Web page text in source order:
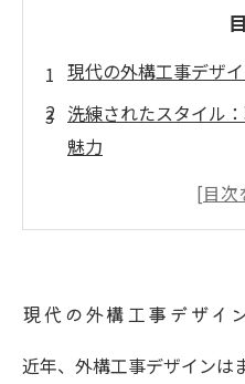
現代の外構工事デザ
洗練されたスタイル
魅力
多様な要素が織りな
現代の外構工事デザイ
近年、外構工事デザインは